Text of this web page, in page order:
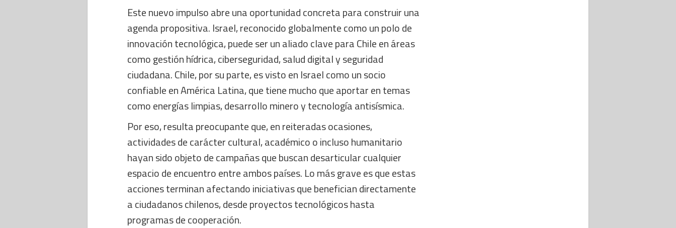
Este nuevo impulso abre una oportunidad concreta para construir una
agenda propositiva. Israel, reconocido globalmente como un polo de
innovación tecnológica, puede ser un aliado clave para Chile en áreas
como gestión hídrica, ciberseguridad, salud digital y seguridad
ciudadana. Chile, por su parte, es visto en Israel como un socio
confiable en América Latina, que tiene mucho que aportar en temas
como energías limpias, desarrollo minero y tecnología antisísmica.
Por eso, resulta preocupante que, en reiteradas ocasiones,
actividades de carácter cultural, académico o incluso humanitario
hayan sido objeto de campañas que buscan desarticular cualquier
espacio de encuentro entre ambos países. Lo más grave es que estas
acciones terminan afectando iniciativas que benefician directamente
a ciudadanos chilenos, desde proyectos tecnológicos hasta
programas de cooperación.